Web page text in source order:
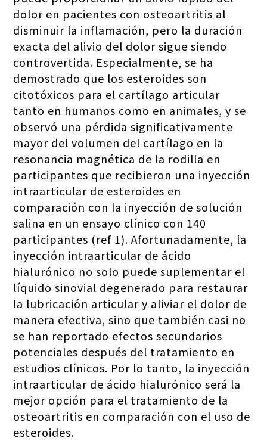
dolor en pacientes con osteoartritis al
disminuir la inflamación, pero la duración
exacta del alivio del dolor sigue siendo
controvertida. Especialmente, se ha
demostrado que los esteroides son
citotóxicos para el cartílago articular
tanto en humanos como en animales, y se
observó una pérdida significativamente
mayor del volumen del cartílago en la
resonancia magnética de la rodilla en
participantes que recibieron una inyección
intraarticular de esteroides en
comparación con la inyección de solución
salina en un ensayo clínico con 140
participantes (ref 1). Afortunadamente, la
inyección intraarticular de ácido
hialurónico no solo puede suplementar el
líquido sinovial degenerado para restaurar
la lubricación articular y aliviar el dolor de
manera efectiva, sino que también casi no
se han reportado efectos secundarios
potenciales después del tratamiento en
estudios clínicos. Por lo tanto, la inyección
intraarticular de ácido hialurónico será la
mejor opción para el tratamiento de la
osteoartritis en comparación con el uso de
esteroides.